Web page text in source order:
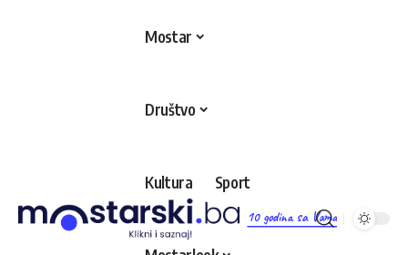
10 godina sa Vama
Mostar
Društvo
Kultura Sport